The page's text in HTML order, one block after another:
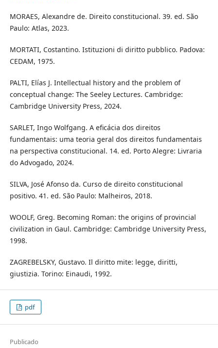
MORAES, Alexandre de. Direito constitucional. 39. ed. São
Paulo: Atlas, 2023.
MORTATI, Costantino. Istituzioni di diritto pubblico. Padova:
CEDAM, 1975.
PALTI, Elías J. Intellectual history and the problem of
conceptual change: The Seeley Lectures. Cambridge:
Cambridge University Press, 2024.
SARLET, Ingo Wolfgang. A eficácia dos direitos
fundamentais: uma teoria geral dos direitos fundamentais
na perspectiva constitucional. 14. ed. Porto Alegre: Livraria
do Advogado, 2024.
SILVA, José Afonso da. Curso de direito constitucional
positivo. 41. ed. São Paulo: Malheiros, 2018.
WOOLF, Greg. Becoming Roman: the origins of provincial
civilization in Gaul. Cambridge: Cambridge University Press,
1998.
ZAGREBELSKY, Gustavo. Il diritto mite: legge, diritti,
giustizia. Torino: Einaudi, 1992.
pdf
Publicado